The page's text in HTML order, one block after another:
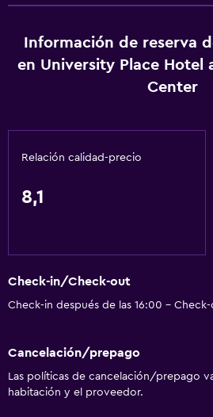
Aire acondicionado
Papeleras
Salas de conferencia
Cajero automático/banco
Acceso con tarjeta
Recepción 24 horas
Información de reserva
en University Place Hotel
Center
Relación calidad-precio
8,1
Check-in/Check-out
Check-in después de las 16:00 - Check-
Cancelación/prepago
Las políticas de cancelación/prepago
habitación y el proveedor.